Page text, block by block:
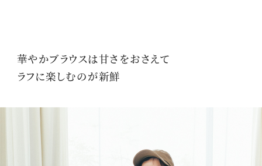
華やかブラウスは甘さをおさえて
ラフに楽しむのが新鮮